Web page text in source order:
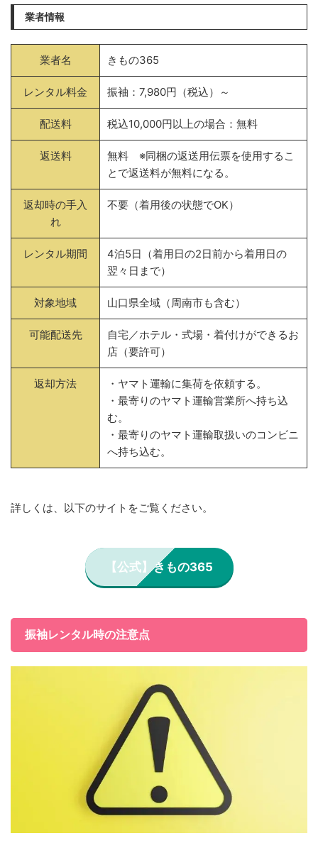
業者情報
業者名 きもの365
レンタル料金 振袖：7,980円（税込）～
配送料 税込10,000円以上の場合：無料
返送料
無料 ※同梱の返送用伝票を使用するこ
とで返送料が無料になる。
返却時の手入
れ
不要（着用後の状態でOK）
レンタル期間
4泊5日（着用日の2日前から着用日の
翌々日まで）
対象地域 山口県全域（周南市も含む）
可能配送先
自宅／ホテル・式場・着付けができるお
店（要許可）
返却方法
・ヤマト運輸に集荷を依頼する。
・最寄りのヤマト運輸営業所へ持ち込
む。
・最寄りのヤマト運輸取扱いのコンビニ
へ持ち込む。
詳しくは、以下のサイトをご覧ください。
【公式】きもの365
振袖レンタル時の注意点